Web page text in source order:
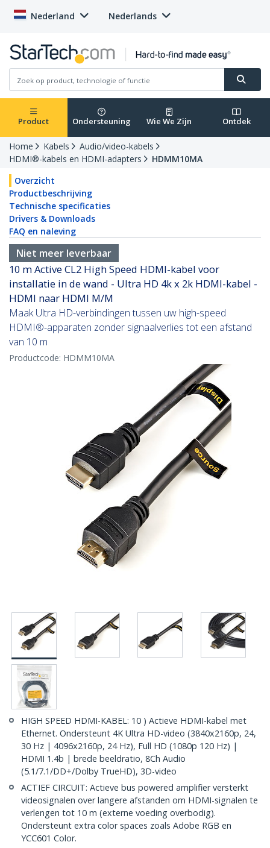
Nederland Nederlands
Product Ondersteuning Wie We Zijn Ontdek
Home Kabels
Audio/video-kabels
HDMI®-kabels en HDMI-adapters
HDMM10MA
Overzicht
Productbeschrijving
Technische specificaties
Drivers & Downloads
FAQ en naleving
Niet meer leverbaar
10 m Active CL2 High Speed HDMI-kabel voor
installatie in de wand - Ultra HD 4k x 2k HDMI-kabel -
HDMI naar HDMI M/M
Maak Ultra HD-verbindingen tussen uw high-speed
HDMI®-apparaten zonder signaalverlies tot een afstand
van 10 m
Productcode: HDMM10MA
HIGH SPEED HDMI-KABEL: 10 ) Actieve HDMI-kabel met
Ethernet. Ondersteunt 4K Ultra HD-video (3840x2160p, 24,
30 Hz | 4096x2160p, 24 Hz), Full HD (1080p 120 Hz) |
HDMI 1.4b | brede beeldratio, 8Ch Audio
(5.1/7.1/DD+/Dolby TrueHD), 3D-video
ACTIEF CIRCUIT: Actieve bus powered amplifier versterkt
videosignalen over langere afstanden om HDMI-signalen te
verlengen tot 10 m (externe voeding overbodig).
Ondersteunt extra color spaces zoals Adobe RGB en
YCC601 Color.